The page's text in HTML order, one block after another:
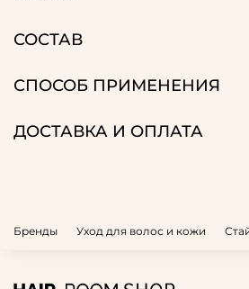
СОСТАВ
СПОСОБ ПРИМЕНЕНИЯ
ДОСТАВКА И ОПЛАТА
Бренды Уход для волос и кожи